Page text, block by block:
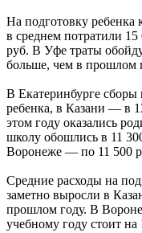
На подготовку
в среднем потратили
руб. В Уфе траты
больше, чем в прошлом
В Екатеринбурге
ребенка, в Казани — в
этом году оказались
школу обошлись в 11
Воронеже — по 11 500
Средние расходы на
заметно выросли в
прошлом году. В
учебному году стоит на